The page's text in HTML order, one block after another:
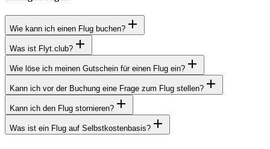
Wie kann ich einen Flug buchen?
Was ist Flyt.club?
Wie löse ich meinen Gutschein für einen Flug ein?
Kann ich vor der Buchung eine Frage zum Flug stellen?
Kann ich den Flug stornieren?
Was ist ein Flug auf Selbstkostenbasis?